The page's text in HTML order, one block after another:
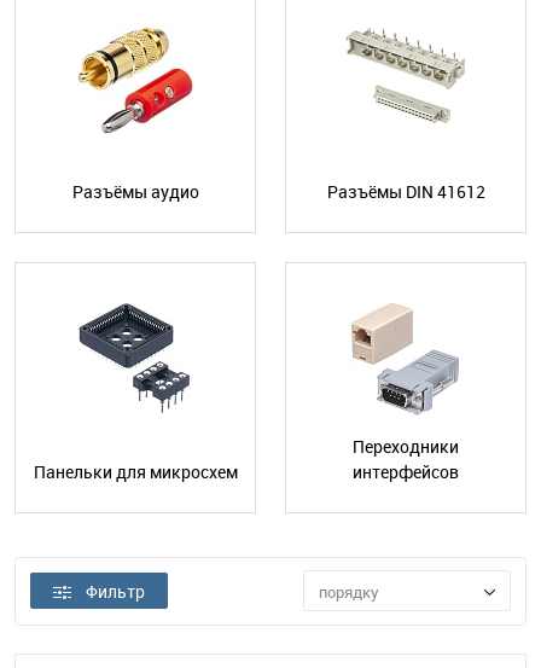
Разъёмы аудио Разъёмы DIN 41612
Панельки для микросхем
Переходники
интерфейсов
Фильтр порядку